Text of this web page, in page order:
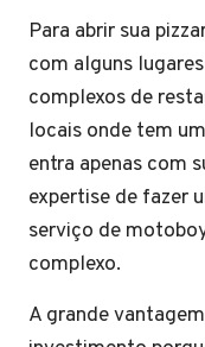
Para abrir sua
com alguns
complexos de
locais onde tem
entra apenas com
expertise de fazer
serviço de
complexo.
A grande